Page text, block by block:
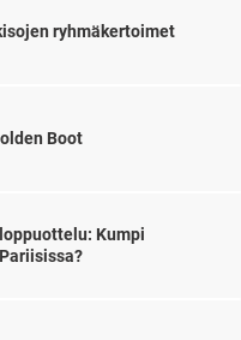
ryhmäkertoimet
Boot
Kumpi